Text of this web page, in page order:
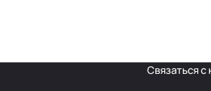
Связаться с